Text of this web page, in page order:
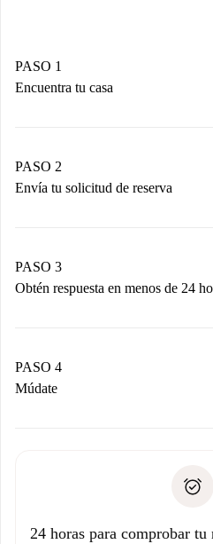
PASO 1
Encuentra tu casa
Tienes toda la información
PASO 2
Envía tu solicitud de reserva
propietario acepte.
PASO 3
Obtén respuesta en menos de 24
contacto con el propietario.
Si es rechazada: No te
Prueba de solvencia
PASO 4
Múdate
no nos comunicas ningún
24 horas para comprobar tu